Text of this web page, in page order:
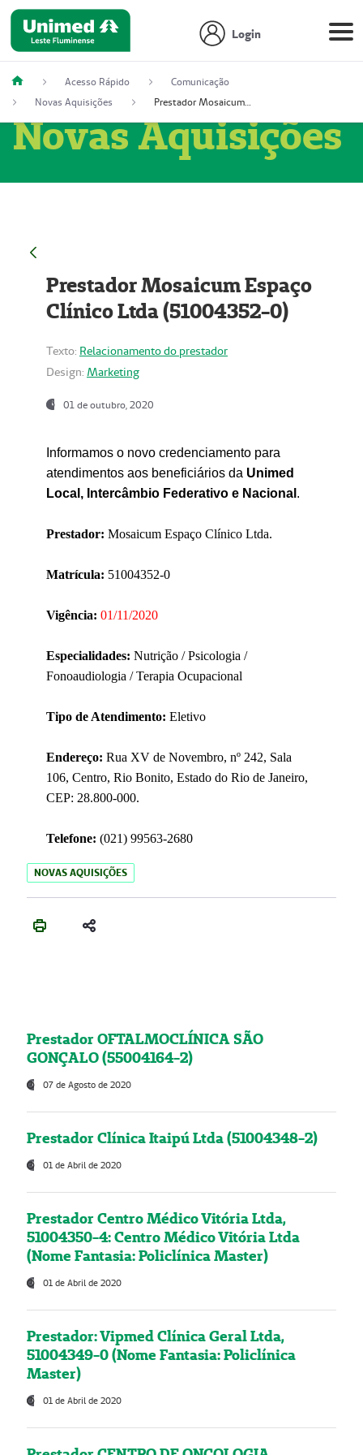
Login
Acesso Rápido
Comunicação
Novas Aquisições
Prestador Mosaicum Espaço Clínico Ltda (51004352-0)
Novas Aquisições
Prestador Mosaicum Espaço
Clínico Ltda (51004352-0)
Texto: Relacionamento do prestador
Design: Marketing
01 de outubro, 2020
Informamos o novo credenciamento para
atendimentos aos beneficiários da Unimed
Local, Intercâmbio Federativo e Nacional .
Prestador: Mosaicum Espaço Clínico Ltda.
Matrícula: 51004352-0
Vigência: 01/11/2020
Especialidades: Nutrição / Psicologia /
Fonoaudiologia / Terapia Ocupacional
Tipo de Atendimento: Eletivo
Endereço: Rua XV de Novembro, nº 242, Sala
106, Centro, Rio Bonito, Estado do Rio de Janeiro,
CEP: 28.800-000.
Telefone: (021) 99563-2680
NOVAS AQUISIÇÕES
Prestador OFTALMOCLÍNICA SÃO
GONÇALO (55004164-2)
07 de Agosto de 2020
Prestador Clínica Itaipú Ltda (51004348-2)
01 de Abril de 2020
Prestador Centro Médico Vitória Ltda,
51004350-4: Centro Médico Vitória Ltda
(Nome Fantasia: Policlínica Master)
01 de Abril de 2020
Prestador: Vipmed Clínica Geral Ltda,
51004349-0 (Nome Fantasia: Policlínica
Master)
01 de Abril de 2020